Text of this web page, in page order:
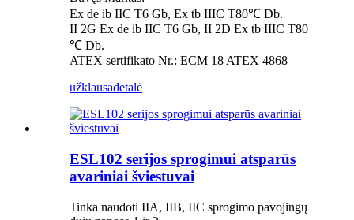
Ex de ib IIC T6 Gb, Ex tb IIIC T80℃ Db.
II 2G Ex de ib IIC T6 Gb, II 2D Ex tb IIIC T80
℃ Db.
ATEX sertifikato Nr.: ECM 18 ATEX 4868
užklausadetalė
ESL102 serijos sprogimui atsparūs
avariniai šviestuvai
Tinka naudoti IIA, IIB, IIC sprogimo pavojingų